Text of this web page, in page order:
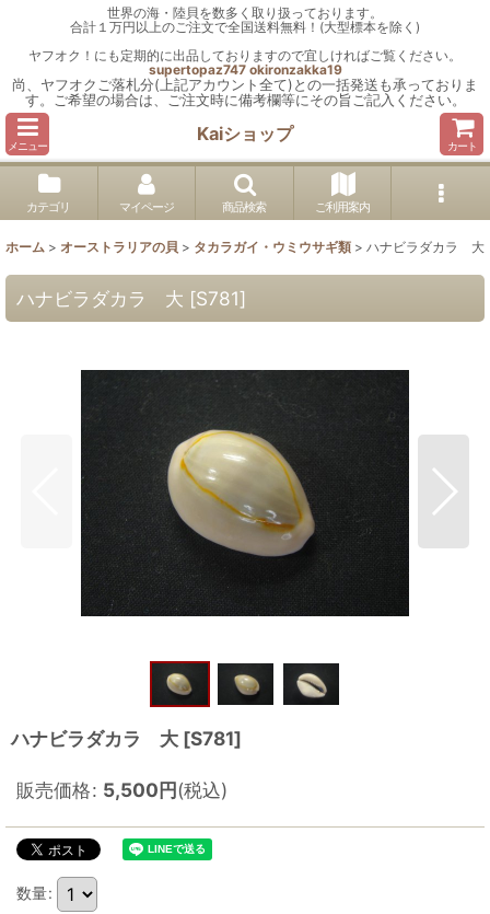
世界の海・陸貝を数多く取り扱っております。
合計１万円以上のご注文で全国送料無料！(大型標本を除く)
ヤフオク！にも定期的に出品しておりますので宜しければご覧ください。
supertopaz747 okironzakka19
尚、ヤフオクご落札分(上記アカウント全て)との一括発送も承っておりま
す。ご希望の場合は、ご注文時に備考欄等にその旨ご記入ください。
メニュー
Kaiショップ
カート
カテゴリ マイページ 商品検索 ご利用案内
ホーム > オーストラリアの貝 > タカラガイ・ウミウサギ類 > ハナビラダカラ 大
ハナビラダカラ 大 [S781]
ハナビラダカラ 大 [S781]
販売価格: 5,500円(税込)
数量: